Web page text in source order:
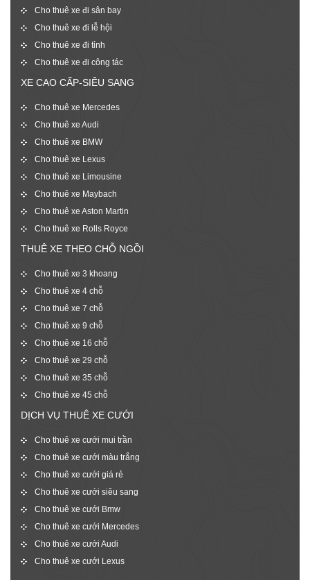
Cho thuê xe đi sân bay
Cho thuê xe đi lễ hội
Cho thuê xe đi tỉnh
Cho thuê xe đi công tác
XE CAO CẤP-SIÊU SANG
Cho thuê xe Mercedes
Cho thuê xe Audi
Cho thuê xe BMW
Cho thuê xe Lexus
Cho thuê xe Limousine
Cho thuê xe Maybach
Cho thuê xe Aston Martin
Cho thuê xe Rolls Royce
THUÊ XE THEO CHỖ NGỒI
Cho thuê xe 3 khoang
Cho thuê xe 4 chỗ
Cho thuê xe 7 chỗ
Cho thuê xe 9 chỗ
Cho thuê xe 16 chỗ
Cho thuê xe 29 chỗ
Cho thuê xe 35 chỗ
Cho thuê xe 45 chỗ
DỊCH VỤ THUÊ XE CƯỚI
Cho thuê xe cưới mui trần
Cho thuê xe cưới màu trắng
Cho thuê xe cưới giá rẻ
Cho thuê xe cưới siêu sang
Cho thuê xe cưới Bmw
Cho thuê xe cưới Mercedes
Cho thuê xe cưới Audi
Cho thuê xe cưới Lexus